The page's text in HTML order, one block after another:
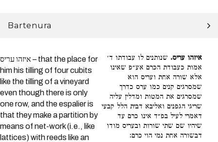
Bartenura
איזהו עריס – that the place for
him his tilling of four cubits
like the tilling of a vineyard
even though there is only
one row, and the espalier is
that they make a partition by
means of net-work (i.e., like
lattices) with reeds like an
איזהו עריס. שנותנים לו עבודתו ד׳
אמות כעבודת הכרם אע״פ שאינו
אלא שורה אחת ועריס הוא
שמסרגים קנים כמו ערס כדרך
שמסרגים את המטות ומדלין עליה
שריגי הגפנים ואליבא דבית הלל קבעי
דאמרי לעיל בפ״ד אינו כרם עד
שיהיו שם שתי שורות ובעריס מודו
דבשורה אחת נמי הוי כרם: